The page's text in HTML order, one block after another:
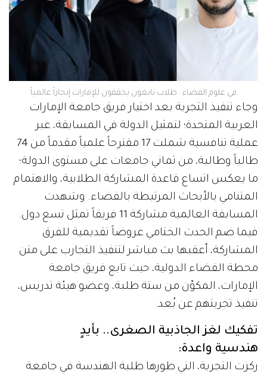
في علوم الفضاء.. طلاب نابغون يحققون للإمارات إنجازاً عالمياً
وجاء تنفيذ التجربة بعد اختيار فريق جامعة الإمارات
العربية المتحدة؛ لتمثيل الدولة في المسابقة، عبر
عملية تنافسية شملت 17 مقترحاً علمياً مقدماً من 74
طالباً وطالبة، من ثماني جامعات على مستوى الدولة؛
ما يعكس اتساع قاعدة المشاركة الطلابية، والاهتمام
المتنامي بالأبحاث المرتبطة بالفضاء. وشهدت
المسابقة العالمية مشاركة 11 فريقاً تمثل تسع دول.
فيما ضم الحدث الختامي عروضاً تقديمية للفرق
المشاركة، أعقبها بث مباشر لتنفيذ التجارب على متن
محطة الفضاء الدولية، حيث تابع فريق جامعة
الإمارات، المكوّن من ستة طلبة، وعضو هيئة تدريس،
تنفيذ تجربتهم عن بُعد.
تفكيك لغز الجاذبية الصغرى.. بأيدٍ
هندسية واعدة:
ركزت التجربة، التي طورها طلبة الهندسة في جامعة